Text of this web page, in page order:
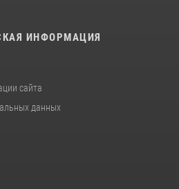
ИНФОРМАЦИЯ
сайта
данных